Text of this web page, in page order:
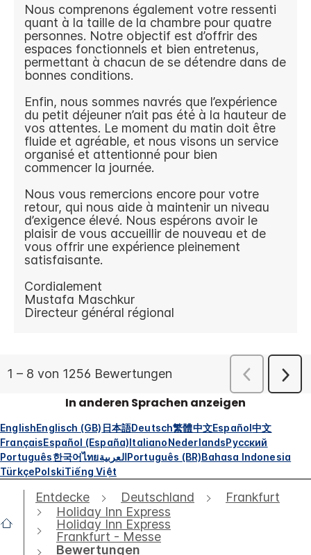
In anderen Sprachen anzeigen
EnglishEnglisch (GB) 日本語Deutsch繁體中文Español中文
FrançaisEspañol (España)ItalianoNederlandsРусский
Português한국어ไทยالعربيةPortuguês (BR)Bahasa Indonesia
TürkçePolskiTiếng Việt
Entdecke Deutschland
Frankfurt
Holiday Inn Express
Holiday Inn Express
Frankfurt - Messe
Bewertungen